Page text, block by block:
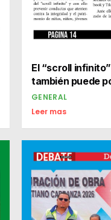
El “scroll
también puede
GENERAL
Leer mas